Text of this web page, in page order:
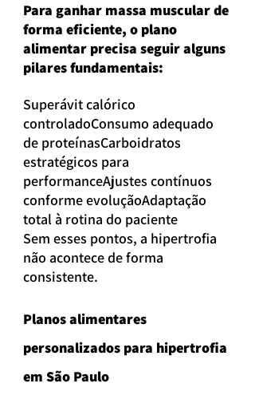
Para ganhar massa muscular de
forma eficiente, o plano
alimentar precisa seguir alguns
pilares fundamentais:
Superávit calórico
controladoConsumo adequado
de proteínasCarboidratos
estratégicos para
performanceAjustes contínuos
conforme evoluçãoAdaptação
total à rotina do paciente
Sem esses pontos, a hipertrofia
não acontece de forma
consistente.
Planos alimentares
personalizados para hipertrofia
em São Paulo